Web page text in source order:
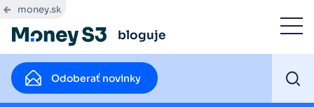
money.sk
bloguje
Odoberať novinky